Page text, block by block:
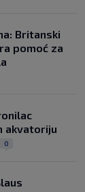
Britanski
pomoć za
akvatoriju
0